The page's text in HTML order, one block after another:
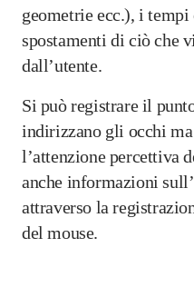
geometrie ecc.), i tempi
spostamenti di ciò che
dall’utente.
Si può registrare il
indirizzano gli occhi
l’attenzione percettiva
anche informazioni
attraverso la
del mouse.